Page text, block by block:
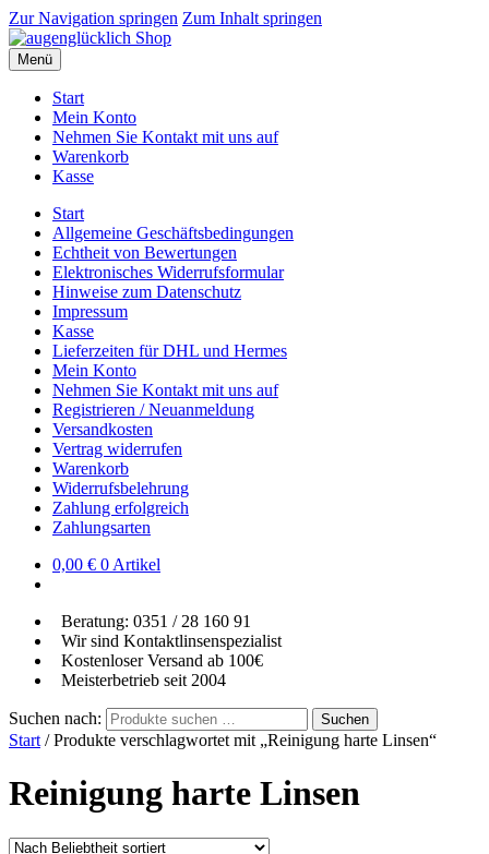
Zur Navigation springen Zum Inhalt springen
Menü
Start
Mein Konto
Nehmen Sie Kontakt mit uns auf
Warenkorb
Kasse
Start
Allgemeine Geschäftsbedingungen
Echtheit von Bewertungen
Elektronisches Widerrufsformular
Hinweise zum Datenschutz
Impressum
Kasse
Lieferzeiten für DHL und Hermes
Mein Konto
Nehmen Sie Kontakt mit uns auf
Registrieren / Neuanmeldung
Versandkosten
Vertrag widerrufen
Warenkorb
Widerrufsbelehrung
Zahlung erfolgreich
Zahlungsarten
0,00 € 0 Artikel
Beratung: 0351 / 28 160 91
Wir sind Kontaktlinsenspezialist
Kostenloser Versand ab 100€
Meisterbetrieb seit 2004
Suchen nach: Suchen
Start /Produkte verschlagwortet mit „Reinigung harte Linsen“
Reinigung harte Linsen